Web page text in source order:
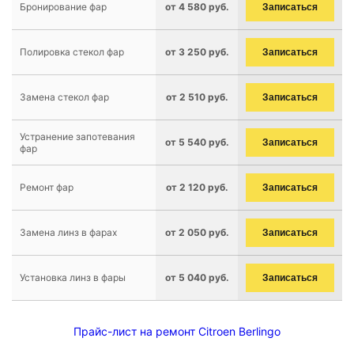
Бронирование фар от 4 580 руб. Записаться
Полировка стекол фар от 3 250 руб. Записаться
Замена стекол фар от 2 510 руб. Записаться
Устранение запотевания
фар
от 5 540 руб. Записаться
Ремонт фар от 2 120 руб. Записаться
Замена линз в фарах от 2 050 руб. Записаться
Установка линз в фары от 5 040 руб. Записаться
Прайс-лист на ремонт Citroen Berlingo